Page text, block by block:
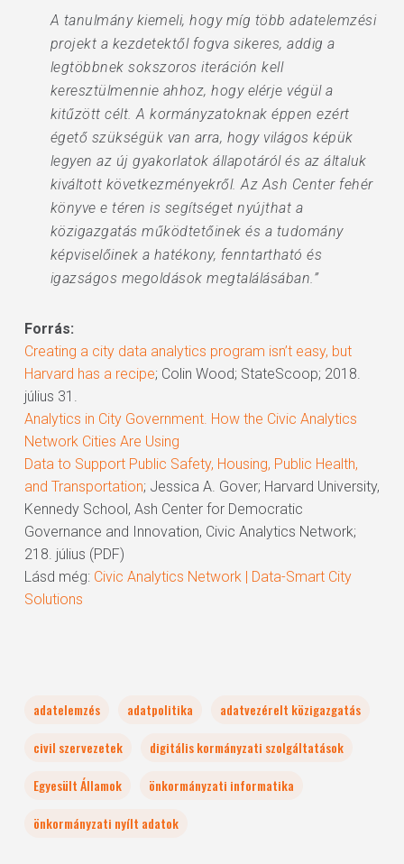
A tanulmány kiemeli, hogy míg több adatelemzési
projekt a kezdetektől fogva sikeres, addig a
legtöbbnek sokszoros iteráción kell
keresztülmennie ahhoz, hogy elérje végül a
kitűzött célt. A kormányzatoknak éppen ezért
égető szükségük van arra, hogy világos képük
legyen az új gyakorlatok állapotáról és az általuk
kiváltott következményekről. Az Ash Center fehér
könyve e téren is segítséget nyújthat a
közigazgatás működtetőinek és a tudomány
képviselőinek a hatékony, fenntartható és
igazságos megoldások megtalálásában.”
Forrás:
Creating a city data analytics program isn’t easy, but
Harvard has a recipe; Colin Wood; StateScoop; 2018.
július 31.
Analytics in City Government. How the Civic Analytics
Network Cities Are Using
Data to Support Public Safety, Housing, Public Health,
and Transportation; Jessica A. Gover; Harvard University,
Kennedy School, Ash Center for Democratic
Governance and Innovation, Civic Analytics Network;
218. július (PDF)
Lásd még: Civic Analytics Network | Data-Smart City
Solutions
adatelemzés adatpolitika
adatvezérelt közigazgatás
civil szervezetek
digitális kormányzati szolgáltatások
Egyesült Államok
önkormányzati informatika
önkormányzati nyílt adatok